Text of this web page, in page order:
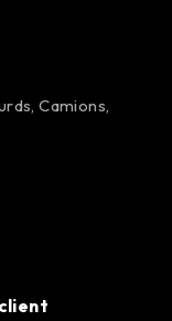
Camions,